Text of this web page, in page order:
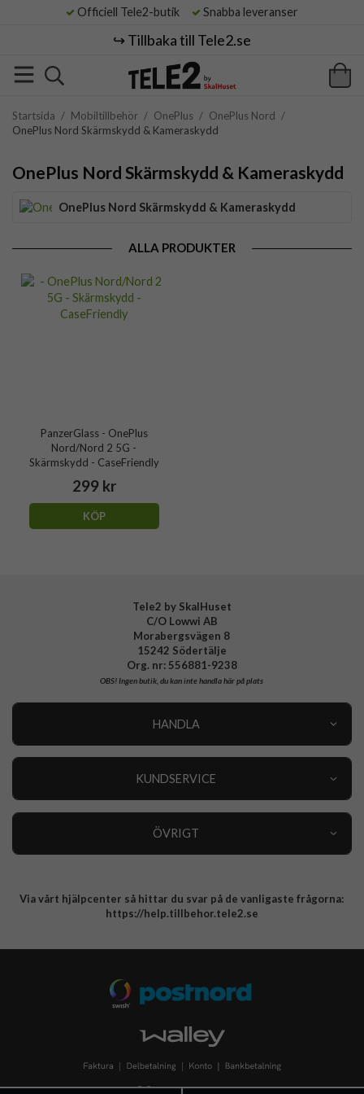
Officiell Tele2-butik Snabba leveranser
↪️ Tillbaka till Tele2.se
Startsida / Mobiltillbehör / OnePlus / OnePlus Nord /
OnePlus Nord Skärmskydd & Kameraskydd
OnePlus Nord Skärmskydd & Kameraskydd
OnePlus Nord Skärmskydd & Kameraskydd
ALLA PRODUKTER
PanzerGlass - OnePlus
Nord/Nord 2 5G -
Skärmskydd - CaseFriendly
299 kr
KÖP
Tele2 by SkalHuset
C/O Lowwi AB
Morabergsvägen 8
15242 Södertälje
Org. nr: 556881-9238
OBS!Ingen butik, du kan inte handla här på plats
HANDLA
KUNDSERVICE
ÖVRIGT
Integritetspolicy
Via vårt hjälpcenter så hittar du svar på de vanligaste frågorna:
https://help.tillbehor.tele2.se